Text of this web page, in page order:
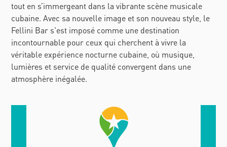
tout en s’immergeant dans la vibrante scène musicale
cubaine. Avec sa nouvelle image et son nouveau style, le
Fellini Bar s'est imposé comme une destination
incontournable pour ceux qui cherchent à vivre la
véritable expérience nocturne cubaine, où musique,
lumières et service de qualité convergent dans une
atmosphère inégalée.